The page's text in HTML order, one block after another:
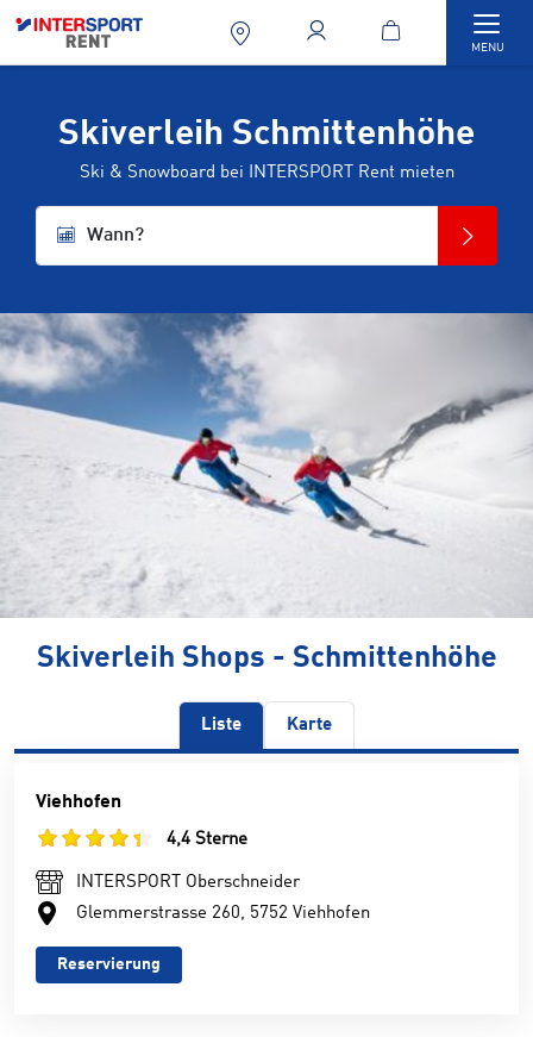
MENU
Skiverleih Schmittenhöhe
Ski & Snowboard bei INTERSPORT Rent mieten
Wann?
Skiverleih Shops - Schmittenhöhe
Liste Karte
Viehhofen
4,4 Sterne
INTERSPORT Oberschneider
Glemmerstrasse 260, 5752 Viehhofen
Reservierung